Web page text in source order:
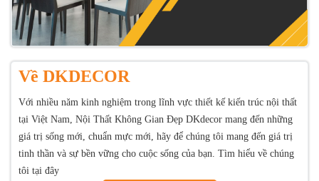
Về DKDECOR
Với nhiều năm kinh nghiệm trong lĩnh vực thiết kế kiến trúc nội thất
tại Việt Nam, Nội Thất Không Gian Đẹp DKdecor mang đến những
giá trị sống mới, chuẩn mực mới, hãy để chúng tôi mang đến giá trị
tinh thần và sự bền vững cho cuộc sống của bạn. Tìm hiểu về chúng
tôi tại đây